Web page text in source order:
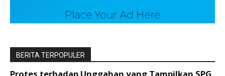
BERITA TERPOPULER